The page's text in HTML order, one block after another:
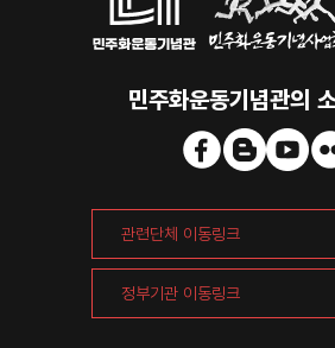
민주화운동기념관의